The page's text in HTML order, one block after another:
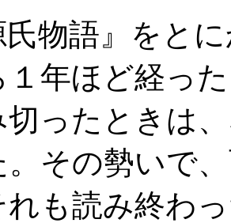
物語』をと
１年ほど経っ
切ったときは
。その勢いで
れも読み終わ